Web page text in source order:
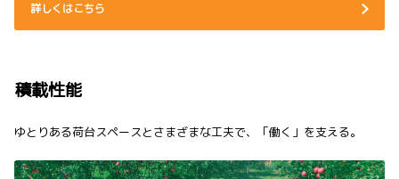
詳しくはこちら
積載性能
ゆとりある荷台スペースとさまざまな工夫で、「働く」を支える。